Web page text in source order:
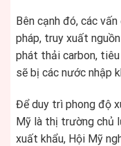
Bên cạnh đó, các
pháp, truy xuất
phát thải carbon,
sẽ bị các nước nhập
Để duy trì phong độ
Mỹ là thị trường chủ
xuất khẩu, Hội Mỹ